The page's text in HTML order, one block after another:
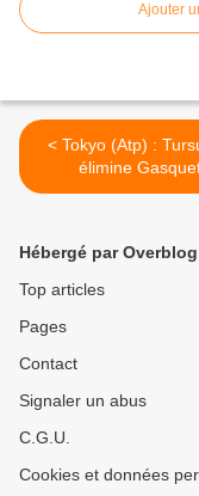
Ajouter
< Tokyo (Atp) : Tursunov
élimine
Hébergé par Overblog
Top articles
Pages
Contact
Signaler un abus
C.G.U.
Cookies et données